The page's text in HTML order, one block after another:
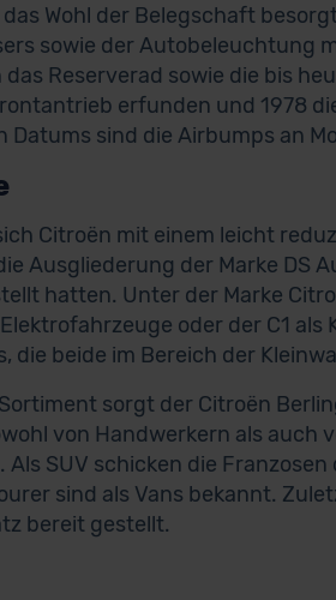
Wohl der Belegschaft
sowie der Autobeleuchtung
das Reserverad sowie die bis
erfunden und 1978
Datums sind die Airbumps an
Citroën mit einem leicht
Ausgliederung der Marke DS
hatten. Unter der Marke
oder der C1
die beide im Bereich der
sorgt der Citroën
von Handwerkern als auch
SUV schicken die
sind als Vans bekannt.
bereit gestellt.